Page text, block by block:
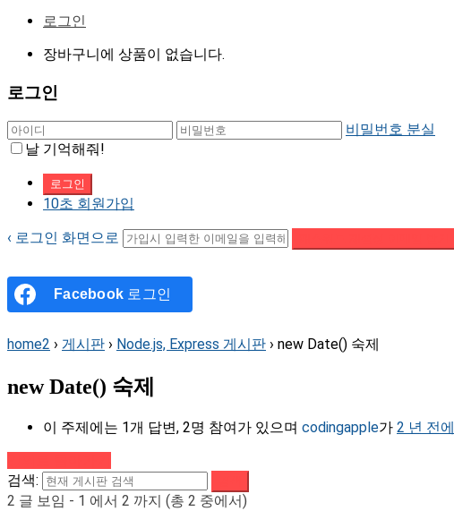
로그인
장바구니에 상품이 없습니다.
로그인
비밀번호 분실
날 기억해줘!
10초 회원가입
‹ 로그인 화면으로
Facebook 로그인
home2 › 게시판 › Node.js, Express 게시판 › new Date() 숙제
new Date() 숙제
이 주제에는 1개 답변, 2명 참여가 있으며 codingapple가 2 년 전에
검색:
2 글 보임 - 1 에서 2 까지 (총 2 중에서)